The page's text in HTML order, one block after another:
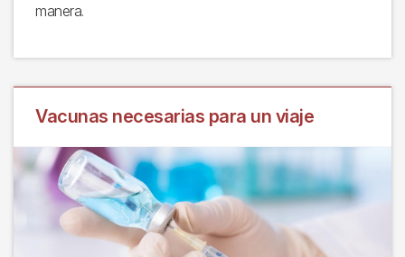
manera.
Vacunas necesarias para un viaje